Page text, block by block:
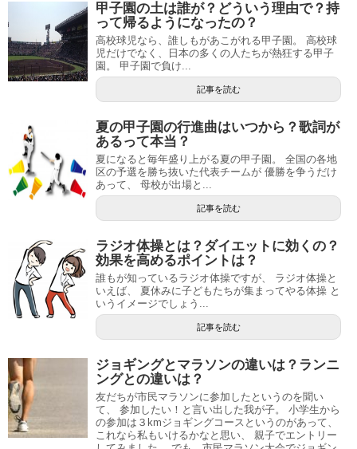
甲子園の土は誰が？どういう理由で？持
って帰るようになったの？
高校球児なら、誰しもがあこがれる甲子園。 高校球
児だけでなく、日本の多くの人たちが熱狂する甲子
園。 甲子園で負け...
記事を読む
夏の甲子園の行進曲はいつから？歌詞が
あるって本当？
夏になると毎年盛り上がる夏の甲子園。 全国の各地
区の予選を勝ち抜いた代表チームが 優勝を争うだけ
あって、 母校が出場と...
記事を読む
ラジオ体操とは？ダイエットに効くの？
効果を高めるポイントは？
誰もが知っているラジオ体操ですが、 ラジオ体操と
いえば、 夏休みに子どもたちが集まってやる体操 と
いうイメージでしょう...
記事を読む
ジョギングとマラソンの違いは？ランニ
ングとの違いは？
友だちが市民マラソンに参加したというのを聞い
て、 参加したい！と言い出した我が子。 小学生から
の参加は３kmジョギングコースというのがあって、
これなら私もいけるかなと思い、 親子でエントリー